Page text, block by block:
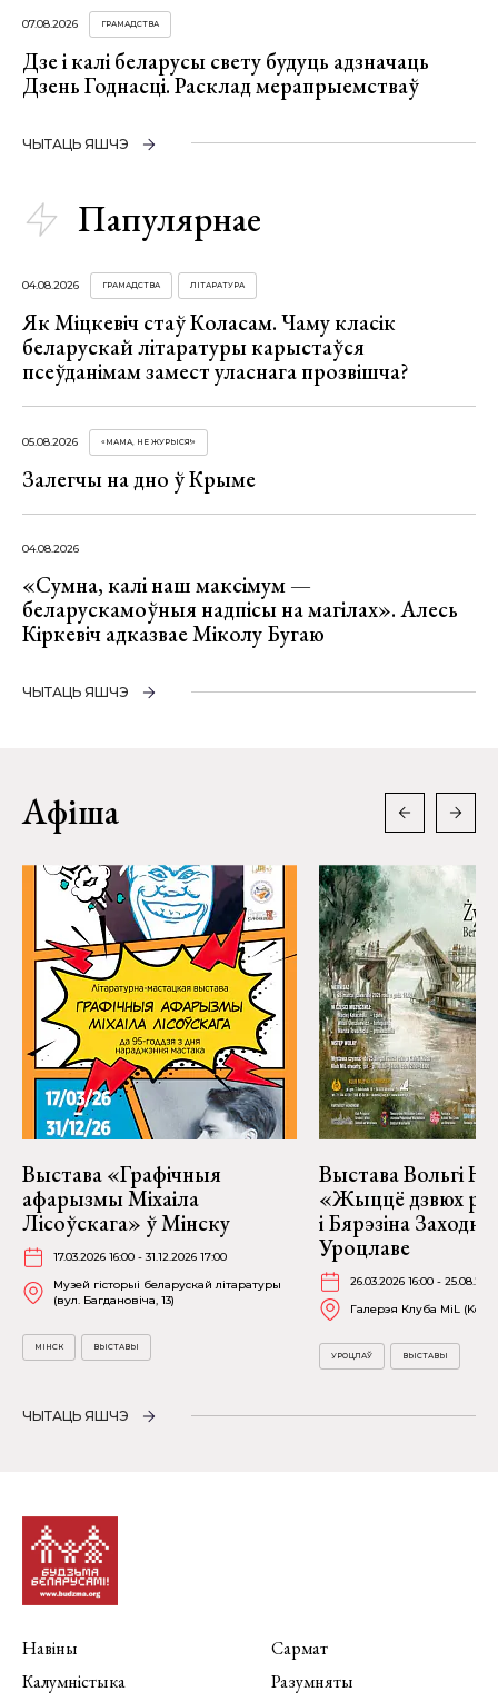
07.08.2026 ГРАМАДСТВА
Дзе і калі беларусы свету будуць адзначаць
Дзень Годнасці. Расклад мерапрыемстваў
ЧЫТАЦЬ ЯШЧЭ
Папулярнае
04.08.2026 ГРАМАДСТВА ЛІТАРАТУРА
Як Міцкевіч стаў Коласам. Чаму класік
беларускай літаратуры карыстаўся
псеўданімам замест уласнага прозвішча?
05.08.2026 «МАМА, НЕ ЖУРЫСЯ!»
Залегчы на дно ў Крыме
04.08.2026
«Сумна, калі наш максімум —
беларускамоўныя надпісы на магілах». Алесь
Кіркевіч адказвае Міколу Бугаю
ЧЫТАЦЬ ЯШЧЭ
Афіша
Выстава «Графічныя
афарызмы Міхаіла
Лісоўскага» ў Мінску
17.03.2026 16:00 - 31.12.2026 17:00
Музей гісторыі беларускай літаратуры
(вул. Багдановіча, 13)
МІНСК ВЫСТАВЫ
Выстава Вольгі
«Жыццё дзвюх
і Бярэзіна
Уроцлаве
26.03.2026 16:00 -
Галерэя Клуба MiL
УРОЦЛАЎ ВЫСТАВЫ
ЧЫТАЦЬ ЯШЧЭ
Навіны
Калумністыка
Сармат
Разумняты